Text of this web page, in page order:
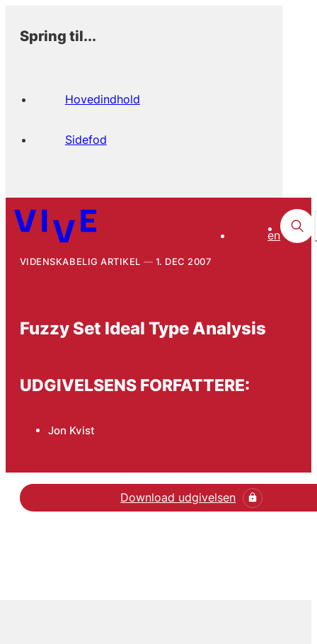
Spring til...
Hovedindhold
Sidefod
en
VIDENSKABELIG ARTIKEL 1. DEC 2007
Fuzzy Set Ideal Type Analysis
UDGIVELSENS FORFATTERE:
Jon Kvist
Download udgivelsen